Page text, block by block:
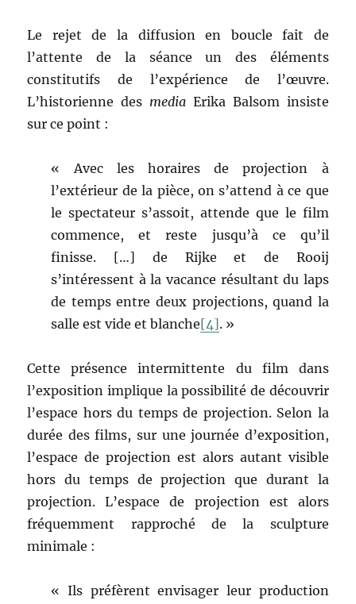
Le rejet de la diffusion en boucle fait de
l’attente de la séance un des éléments
constitutifs de l’expérience de l’œuvre.
L’historienne des media Erika Balsom insiste
sur ce point :
« Avec les horaires de projection à
l’extérieur de la pièce, on s’attend à ce que
le spectateur s’assoit, attende que le film
commence, et reste jusqu’à ce qu’il
finisse. […] de Rijke et de Rooij
s’intéressent à la vacance résultant du laps
de temps entre deux projections, quand la
salle est vide et blanche[4]. »
Cette présence intermittente du film dans
l’exposition implique la possibilité de découvrir
l’espace hors du temps de projection. Selon la
durée des films, sur une journée d’exposition,
l’espace de projection est alors autant visible
hors du temps de projection que durant la
projection. L’espace de projection est alors
fréquemment rapproché de la sculpture
minimale :
« Ils préfèrent envisager leur production